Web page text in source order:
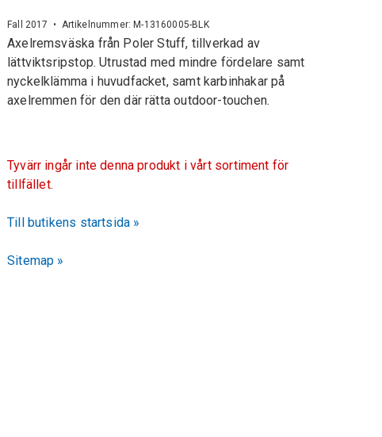
Fall 2017 • Artikelnummer: M-13160005-BLK
Axelremsväska från Poler Stuff, tillverkad av
lättviktsripstop. Utrustad med mindre fördelare samt
nyckelklämma i huvudfacket, samt karbinhakar på
axelremmen för den där rätta outdoor-touchen.
Tyvärr ingår inte denna produkt i vårt sortiment för
tillfället.
Till butikens startsida »
Sitemap »